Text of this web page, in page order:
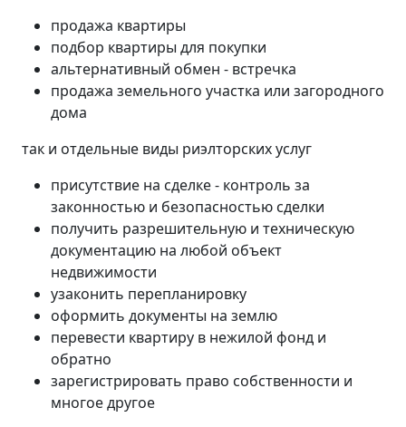
продажа квартиры
подбор квартиры для покупки
альтернативный обмен - встречка
продажа земельного участка или загородного
дома
так и отдельные виды риэлторских услуг
присутствие на сделке - контроль за
законностью и безопасностью сделки
получить разрешительную и техническую
документацию на любой объект
недвижимости
узаконить перепланировку
оформить документы на землю
перевести квартиру в нежилой фонд и
обратно
зарегистрировать право собственности и
многое другое